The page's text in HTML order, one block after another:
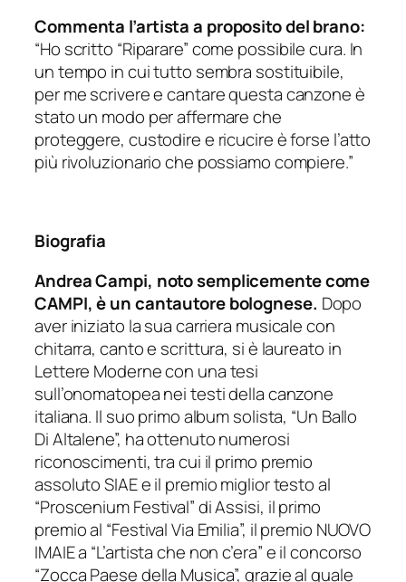
Commenta l’artista a proposito del brano:
“Ho scritto “Riparare” come possibile cura. In
un tempo in cui tutto sembra sostituibile,
per me scrivere e cantare questa canzone è
stato un modo per affermare che
proteggere, custodire e ricucire è forse l’atto
più rivoluzionario che possiamo compiere.”
Biografia
Andrea Campi, noto semplicemente come
CAMPI, è un cantautore bolognese. Dopo
aver iniziato la sua carriera musicale con
chitarra, canto e scrittura, si è laureato in
Lettere Moderne con una tesi
sull’onomatopea nei testi della canzone
italiana. Il suo primo album solista, “Un Ballo
Di Altalene”, ha ottenuto numerosi
riconoscimenti, tra cui il primo premio
assoluto SIAE e il premio miglior testo al
“Proscenium Festival” di Assisi, il primo
premio al “Festival Via Emilia”, il premio NUOVO
IMAIE a “L’artista che non c’era” e il concorso
“Zocca Paese della Musica”, grazie al quale